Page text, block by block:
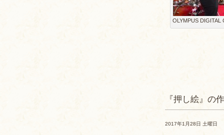
OLYMPUS DIGITAL
『押し絵』の
2017年1月28日 土曜日